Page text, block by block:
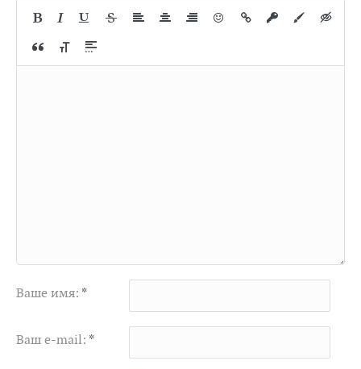
Ваше имя: *
Ваш e-mail: *